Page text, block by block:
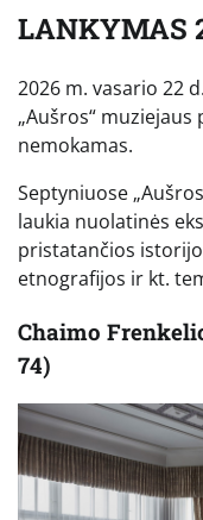
LANKYMAS
2026 m. vasario 22
„Aušros“
nemokamas.
Septyniuose
laukia nuolatinės
pristatančios
etnografijos ir kt.
Chaimo
74)